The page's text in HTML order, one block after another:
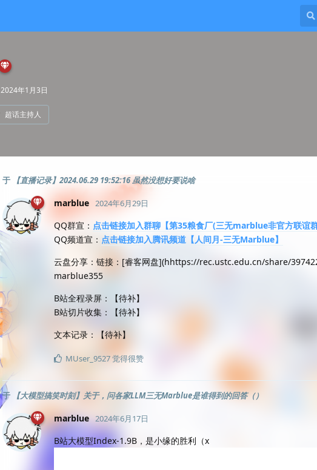
2024年1月3日
超话主持人
于 【直播记录】2024.06.29 19:52:16 虽然没想好要说啥
marblue 2024年6月29日
QQ群宣： 点击链接加入群聊【第35粮食厂(三无marblue非官方联谊
QQ频道宣： 点击链接加入腾讯频道【人间月-三无Marblue】
云盘分享：链接：[睿客网盘](hhttps://rec.ustc.edu.cn/share/
marblue355
B站全程录屏：【待补】
B站切片收集：【待补】
文本记录：【待补】
MUser_9527觉得很赞
于 【大模型搞笑时刻】关于，问各家LLM三无Marblue是谁得到的回答（）
marblue 2024年6月17日
B站大模型Index-1.9B，是小缘的胜利（x